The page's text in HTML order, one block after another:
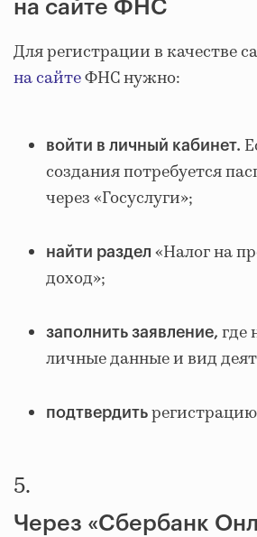
на сайте ФНС
Для регистрации в качестве
на сайтеФНС нужно:
войти в личный кабинет.
создания потребуется
через «Госуслуги»;
найти раздел «Налог на
доход»;
заполнить заявление, где
личные данные и вид
подтвердить
5.
Через «Сбербанк